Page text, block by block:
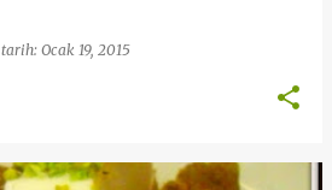
tarih: Ocak 19, 2015